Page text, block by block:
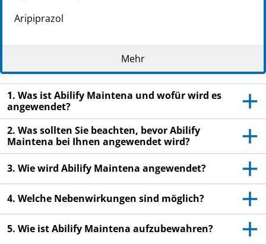
Ari­pi­pra­zol
durch, bevor Sie dieses Arzneimittel erhalten, denn
sie enthält wichtige Informationen
Heben Sie die Packungsbeilage auf. Vielleicht
möchten Sie diese später nochmals lesen.
Wenn Sie weitere Fragen haben, wenden Sie sich
an Ihren Arzt oder das medizinische
Fachpersonal.
Wenn Sie Nebenwirkungen bemerken, wenden Sie
Fachpersonal. Dies gilt auch für Nebenwirkungen,
die nicht in dieser Packungsbeilage angegeben
sind. Siehe Abschnitt 4.
Mehr
1. Was ist Abilify Maintena und wofür wird es
angewendet?
2. Was sollten Sie beachten, bevor Abilify
Maintena bei Ihnen angewendet wird?
3. Wie wird Abilify Maintena angewendet?
4. Welche Nebenwirkungen sind möglich?
5. Wie ist Abilify Maintena aufzubewahren?